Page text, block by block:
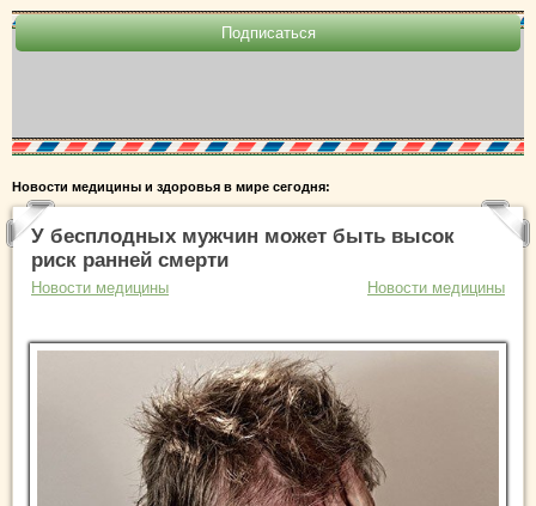
Новости медицины и здоровья в мире сегодня:
У бесплодных мужчин может быть высок
риск ранней смерти
Новости медицины Новости медицины